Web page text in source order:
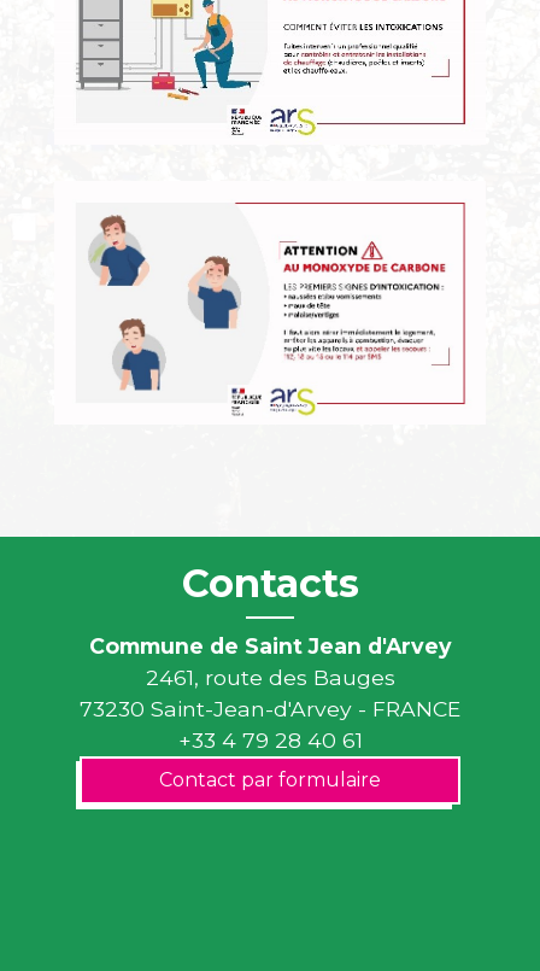
Contacts
Commune de Saint Jean d'Arvey
2461, route des Bauges
73230 Saint-Jean-d'Arvey - FRANCE
+33 4 79 28 40 61
Contact par formulaire